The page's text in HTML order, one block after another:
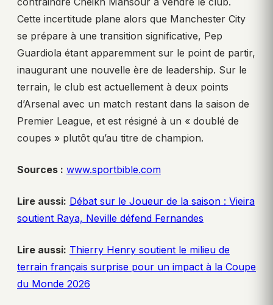
Cette incertitude plane alors que Manchester City
se prépare à une transition significative, Pep
Guardiola étant apparemment sur le point de partir,
inaugurant une nouvelle ère de leadership. Sur le
terrain, le club est actuellement à deux points
d’Arsenal avec un match restant dans la saison de
Premier League, et est résigné à un « doublé de
coupes » plutôt qu’au titre de champion.
Sources : www.sportbible.com
Lire aussi: Débat sur le Joueur de la saison : Vieira
soutient Raya, Neville défend Fernandes
Lire aussi: Thierry Henry soutient le milieu de
terrain français surprise pour un impact à la Coupe
du Monde 2026